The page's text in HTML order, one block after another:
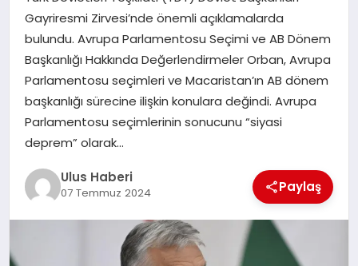
YAŞAM
Gayriresmi Zirvesi’nde önemli açıklamalarda
bulundu. Avrupa Parlamentosu Seçimi ve AB Dönem
Başkanlığı Hakkında Değerlendirmeler Orban, Avrupa
Parlamentosu seçimleri ve Macaristan’ın AB dönem
başkanlığı sürecine ilişkin konulara değindi. Avrupa
Parlamentosu seçimlerinin sonucunu “siyasi
deprem” olarak…
Ulus Haberi
07 Temmuz 2024 Paylaş